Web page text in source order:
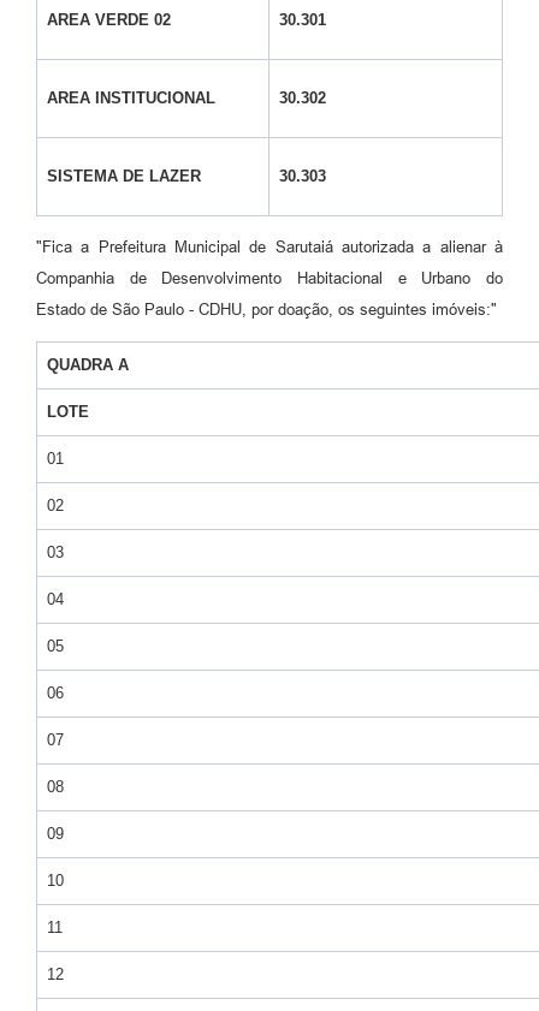
AREA VERDE 02 30.301
AREA INSTITUCIONAL 30.302
SISTEMA DE LAZER 30.303
"Fica a Prefeitura Municipal de Sarutaiá autorizada a alienar à
Companhia de Desenvolvimento Habitacional e Urbano do
Estado de São Paulo - CDHU, por doação, os seguintes imóveis:"
QUADRA A
LOTE
01
02
03
04
05
06
07
08
09
10
11
12